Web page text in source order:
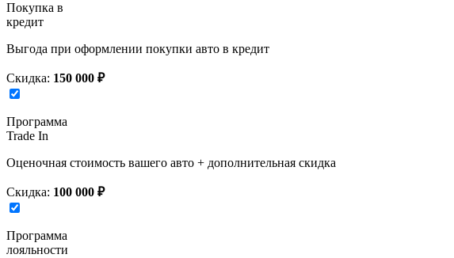
Покупка в
кредит
Выгода при оформлении покупки авто в кредит
Скидка: 150 000 ₽
Программа
Trade In
Оценочная стоимость вашего авто + дополнительная скидка
Скидка: 100 000 ₽
Программа
лояльности